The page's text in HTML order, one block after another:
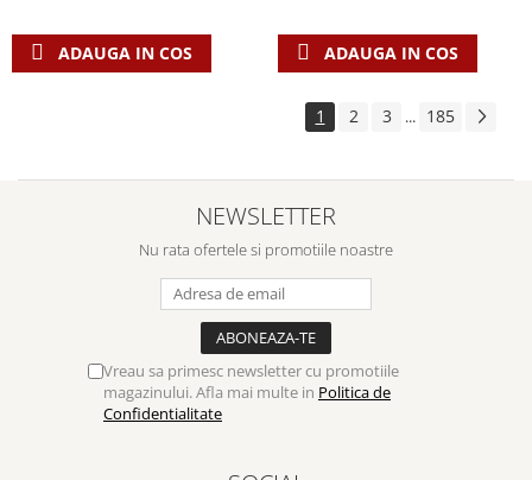
ADAUGA IN COS ADAUGA IN COS
1 2 3 ... 185
NEWSLETTER
Nu rata ofertele si promotiile noastre
Vreau sa primesc newsletter cu promotiile
magazinului. Afla mai multe in Politica de
Confidentialitate